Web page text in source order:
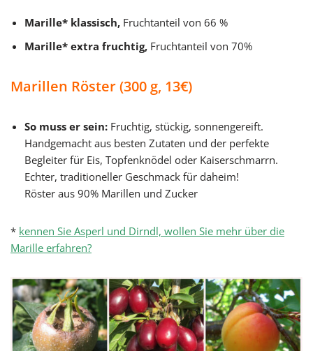
Marille* klassisch, Fruchtanteil von 66 %
Marille* extra fruchtig, Fruchtanteil von 70%
Marillen Röster (300 g, 13€)
So muss er sein: Fruchtig, stückig, sonnengereift.
Handgemacht aus besten Zutaten und der perfekte
Begleiter für Eis, Topfenknödel oder Kaiserschmarrn.
Echter, traditioneller Geschmack für daheim!
Röster aus 90% Marillen und Zucker
* kennen Sie Asperl und Dirndl, wollen Sie mehr über die
Marille erfahren?